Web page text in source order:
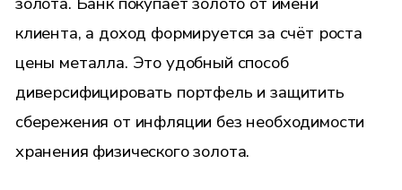
клиента, а доход формируется за счёт роста
цены металла. Это удобный способ
диверсифицировать портфель и защитить
сбережения от инфляции без необходимости
хранения физического золота.